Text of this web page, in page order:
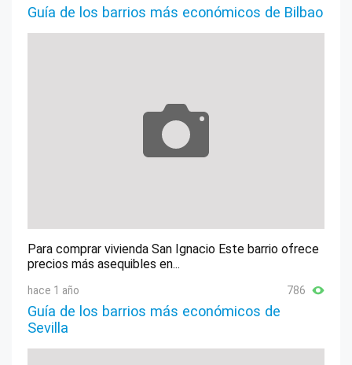
Guía de los barrios más económicos de Bilbao
Para comprar vivienda San Ignacio Este barrio ofrece
precios más asequibles en...
hace 1 año 786
Guía de los barrios más económicos de
Sevilla